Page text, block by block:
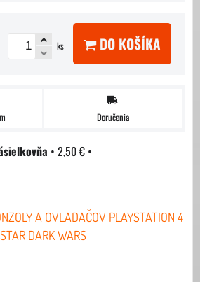
ks DO KOŠÍKA
Doručenia
• 2,50 € •
A OVLADAČOV PLAYSTATION 4
STAR DARK WARS